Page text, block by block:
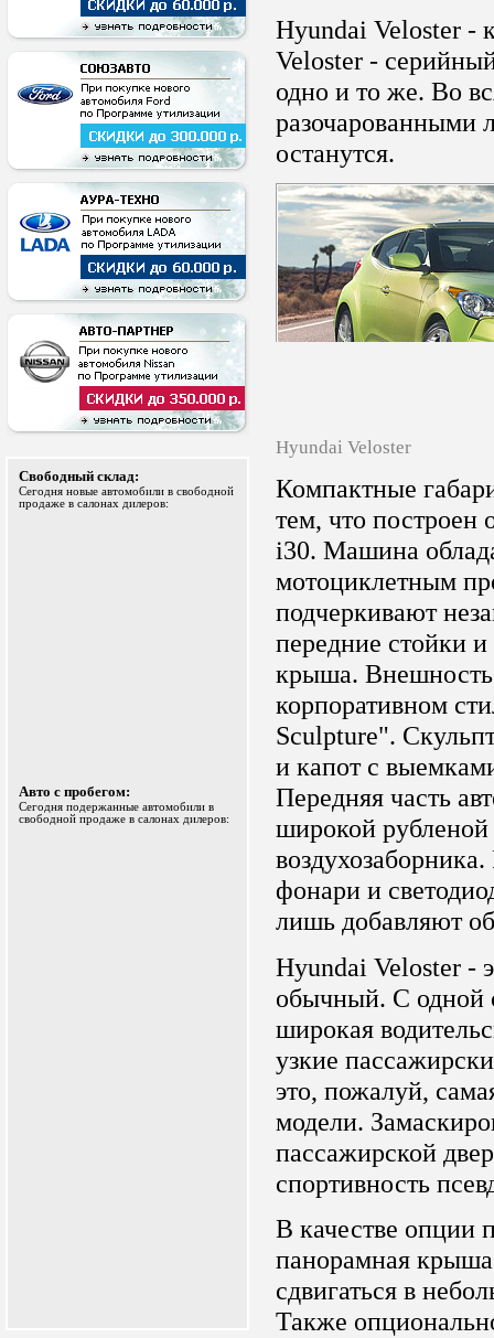
Свободный склад:
Сегодня новые автомобили в свободной
продаже в салонах дилеров:
Авто с пробегом:
Сегодня подержанные автомобили в
свободной продаже в салонах дилеров:
Hyundai Veloster -
Veloster -
одно и то же. Во
разочарованными
останутся.
Hyundai Veloster
Компактные
тем, что построен
i30. Машина
мотоциклетным
подчеркивают
передние стойки и
крыша. Внешность
корпоративном
Sculpture".
и капот с
Передняя часть
широкой рубленой
фонари и
лишь добавляют
Hyundai Veloster -
обычный. С одной
широкая
узкие
это, пожалуй,
модели.
пассажирской
спортивность
В качестве опции
панорамная
сдвигаться в
Также